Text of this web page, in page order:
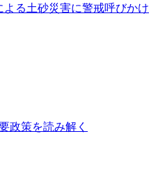
る土砂災害に警戒呼びかけ
政策を読み解く